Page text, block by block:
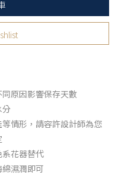
原因影響保存天數
情形，請容許設計師為您
系花器替代
濕潤即可